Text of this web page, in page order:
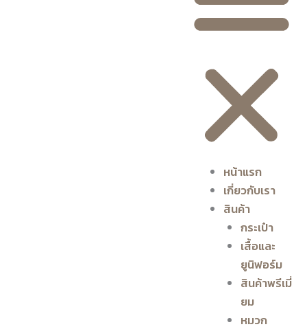
หน้าแรก
เกี่ยวกับเรา
สินค้า
กระเป๋า
เสื้อและ
ยูนิฟอร์ม
สินค้าพรีเมี่
ยม
หมวก